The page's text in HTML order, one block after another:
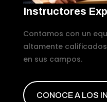
Instructores
Contamos con un
altamente
en sus campos.
CONOCE A LOS